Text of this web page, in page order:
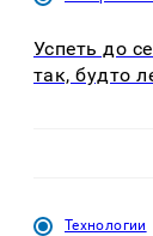
Успеть до
так, будто
Технологии